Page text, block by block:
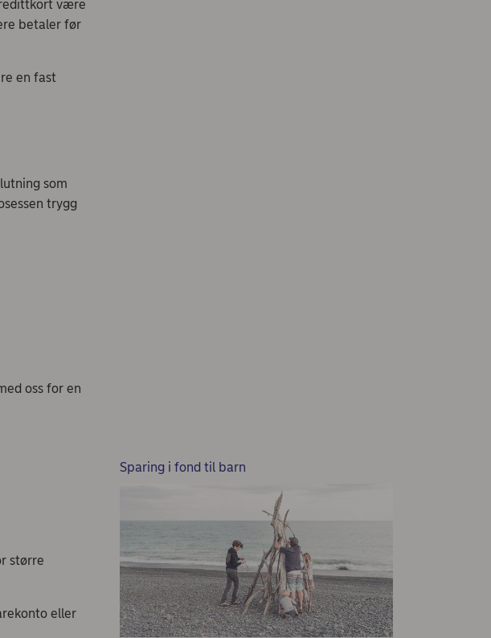
være
betaler før
en fast
som
trygg
oss for en
større
eller
Sparing i fond til barn